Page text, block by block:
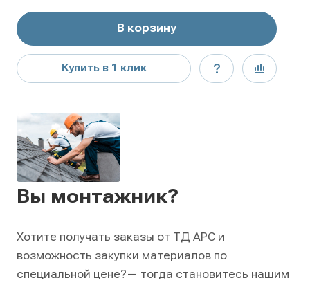
В корзину
Купить в 1 клик
Вы монтажник?
Хотите получать заказы от ТД АРС и
возможность закупки материалов по
специальной цене?— тогда становитесь нашим